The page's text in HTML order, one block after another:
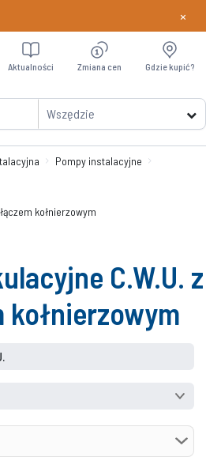
Dowiedz
×
Wszędzie
Aktualności Zmiana cen Gdzie kupić?
Pompy instalacyjne
kołnierzowym
C.W.U. z
kołnierzowym